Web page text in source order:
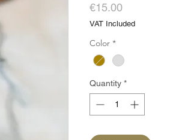
€15.00Price
VAT Included
Color *
Quantity *